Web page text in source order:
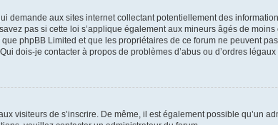
demande aux sites internet collectant potentiellement des
pas si cette loi s’applique également aux mineurs âgés de moins
phpBB Limited et que les propriétaires de ce forum ne peuvent
dois-je contacter à propos de problèmes d’abus ou d’ordres légaux
visiteurs de s’inscrire. De même, il est également possible qu’un